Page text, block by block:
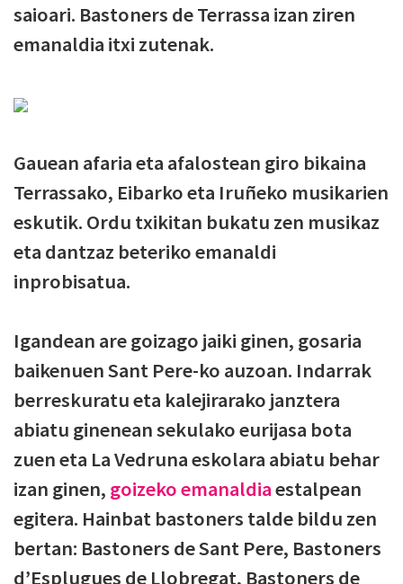
saioari. Bastoners de Terrassa izan ziren
emanaldia itxi zutenak.
Gauean afaria eta afalostean giro bikaina
Terrassako, Eibarko eta Iruñeko musikarien
eskutik. Ordu txikitan bukatu zen musikaz
eta dantzaz beteriko emanaldi
inprobisatua.
Igandean are goizago jaiki ginen, gosaria
baikenuen Sant Pere-ko auzoan. Indarrak
berreskuratu eta kalejirarako janztera
abiatu ginenean sekulako eurijasa bota
zuen eta La Vedruna eskolara abiatu behar
izan ginen, goizeko emanaldiaestalpean
egitera. Hainbat bastoners talde bildu zen
bertan: Bastoners de Sant Pere, Bastoners
d’Esplugues de Llobregat, Bastoners de